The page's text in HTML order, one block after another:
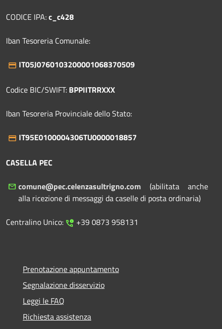
CODICE IPA:c_c428
Iban Tesoreria Comunale:
IT05J0760103200001068370509
Codice BIC/SWIFT: BPPIITRRXXX
Iban Tesoreria Provinciale dello Stato:
IT95E0100004306TU0000018857
CASELLA PEC
comune@pec.celenzasultrigno.com (abilitata anche
alla ricezione di messaggi da caselle di posta ordinaria)
Centralino Unico:
+39 0873 958131
Prenotazione appuntamento
Segnalazione disservizio
Leggi le FAQ
Richiesta assistenza